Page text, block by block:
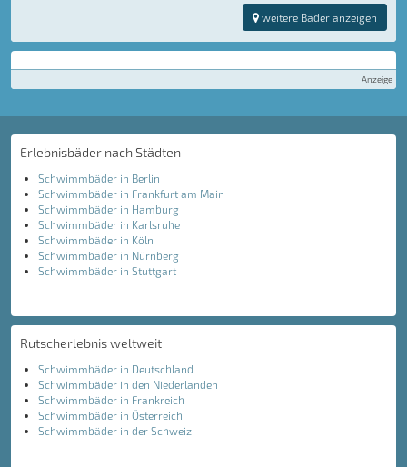
weitere Bäder anzeigen
Anzeige
Erlebnisbäder nach Städten
Schwimmbäder in Berlin
Schwimmbäder in Frankfurt am Main
Schwimmbäder in Hamburg
Schwimmbäder in Karlsruhe
Schwimmbäder in Köln
Schwimmbäder in Nürnberg
Schwimmbäder in Stuttgart
Rutscherlebnis weltweit
Schwimmbäder in Deutschland
Schwimmbäder in den Niederlanden
Schwimmbäder in Frankreich
Schwimmbäder in Österreich
Schwimmbäder in der Schweiz